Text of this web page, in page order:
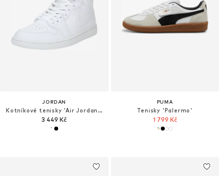
JORDAN
Kotníkové tenisky 'Air Jordan 1 Mid'
3 449 Kč
PUMA
Tenisky 'Palermo'
1 799 Kč